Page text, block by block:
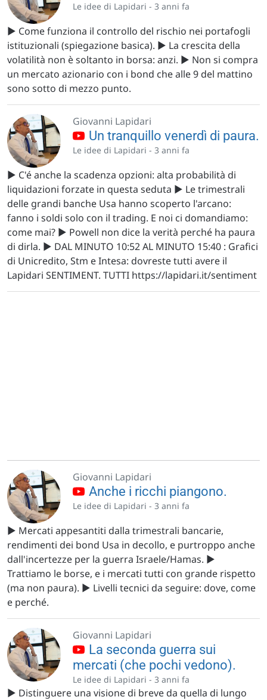
Le idee di Lapidari - 3 anni fa
▶️ Come funziona il controllo del rischio nei portafogli
istituzionali (spiegazione basica). ▶️ La crescita della
volatilità non è soltanto in borsa: anzi. ▶️ Non si compra
un mercato azionario con i bond che alle 9 del mattino
sono sotto di mezzo punto.
Giovanni Lapidari
Un tranquillo venerdì di paura.
Le idee di Lapidari - 3 anni fa
▶️ C'é anche la scadenza opzioni: alta probabilità di
liquidazioni forzate in questa seduta ▶️ Le trimestrali
delle grandi banche Usa hanno scoperto l'arcano:
fanno i soldi solo con il trading. E noi ci domandiamo:
come mai? ▶️ Powell non dice la verità perché ha paura
di dirla. ▶️ DAL MINUTO 10:52 AL MINUTO 15:40 : Grafici
di Unicredito, Stm e Intesa: dovreste tutti avere il
Lapidari SENTIMENT. TUTTI https://lapidari.it/sentiment
Giovanni Lapidari
Anche i ricchi piangono.
Le idee di Lapidari - 3 anni fa
▶️ Mercati appesantiti dalla trimestrali bancarie,
rendimenti dei bond Usa in decollo, e purtroppo anche
dall'incertezze per la guerra Israele/Hamas. ▶️
Trattiamo le borse, e i mercati tutti con grande rispetto
(ma non paura). ▶️ Livelli tecnici da seguire: dove, come
e perché.
Giovanni Lapidari
La seconda guerra sui
mercati (che pochi vedono).
Le idee di Lapidari - 3 anni fa
▶️ Distinguere una visione di breve da quella di lungo